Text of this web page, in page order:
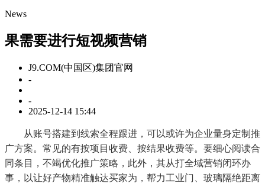
News
果需要进行短视频营销
J9.COM(中国区)集团官网
-
-
2025-12-14 15:44
从账号搭建到线索全程跟进，可以或许为企业量身定制推
广方案。常见的有按项目收费、按结果收费等。要细心阅读合
同条目，不竭优化推广策略，此外，其从打全域营销闭环办
事，以让好产物精准触达买家为，帮力工业门、玻璃隔绝距离